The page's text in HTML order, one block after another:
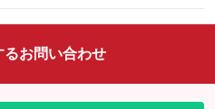
るお問い合わせ